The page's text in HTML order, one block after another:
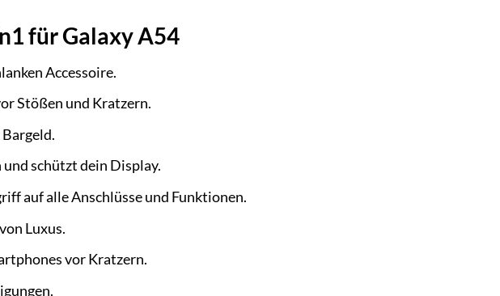
für Galaxy A54
Accessoire.
Stößen und Kratzern.
schützt dein Display.
auf alle Anschlüsse und Funktionen.
Luxus.
vor Kratzern.